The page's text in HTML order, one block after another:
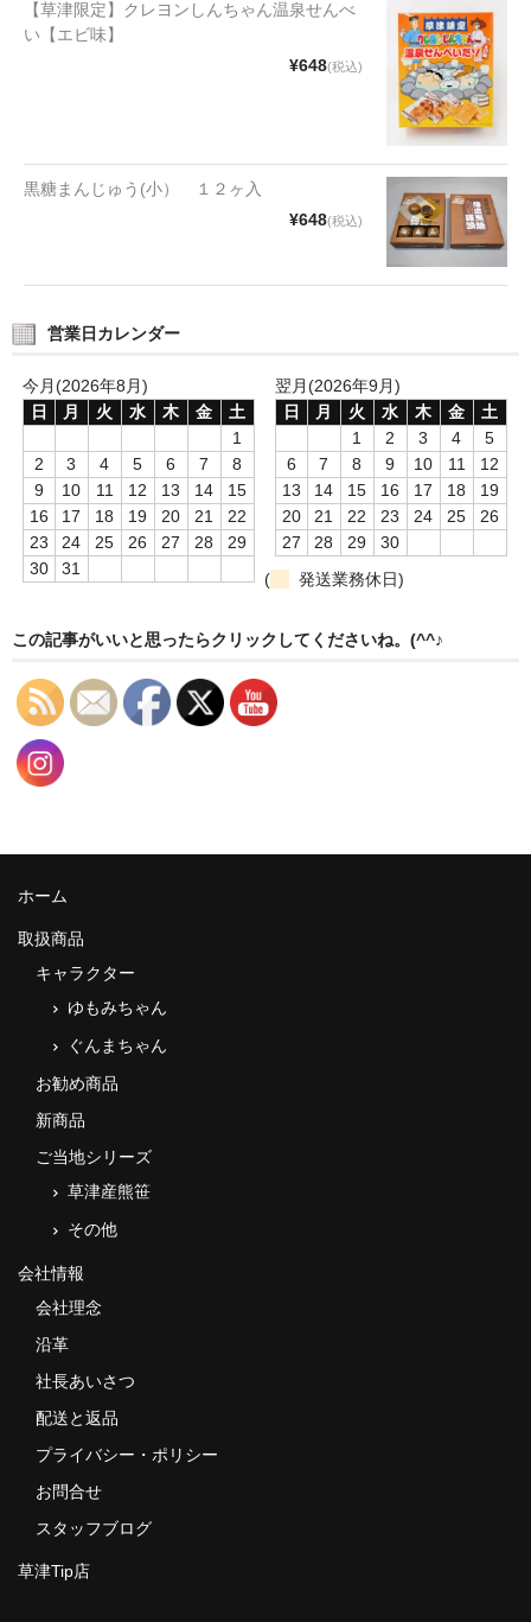
会社情報
お問合せ
送料のご案内
スタッフブログ
草津Tip店
【草津限定】クレヨンしんちゃん温泉せんべ
い【エビ味】
¥648(税込)
黒糖まんじゅう(小） １２ヶ入
¥648(税込)
営業日カレンダー
今月(2026年8月)
日
月 火 水 木 金
土
1
2
3 4 5 6 7
8
9
10 11 12 13 14
15
16
17 18 19 20 21
22
23
24 25 26 27 28
29
30
31
翌月(2026年9月)
日
月 火 水 木 金
土
1
2 3 4
5
6
7 8 9 10 11
12
13
14 15 16 17 18
19
20
21 22 23 24 25
26
27
28 29
30
(
発送業務休日)
この記事がいいと思ったらクリックしてくださいね。(^^♪
ホーム
取扱商品
キャラクター
ゆもみちゃん
ぐんまちゃん
お勧め商品
新商品
ご当地シリーズ
草津産熊笹
その他
会社情報
会社理念
沿革
社長あいさつ
配送と返品
プライバシー・ポリシー
お問合せ
スタッフブログ
草津Tip店